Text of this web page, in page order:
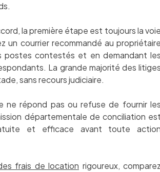
la première étape est toujours la
un courrier recommandé au
postes contestés et en demandant
La grande majorité des
sans recours judiciaire.
ne répond pas ou refuse de fournir
départementale de conciliation
et efficace avant toute
frais de location rigoureux,